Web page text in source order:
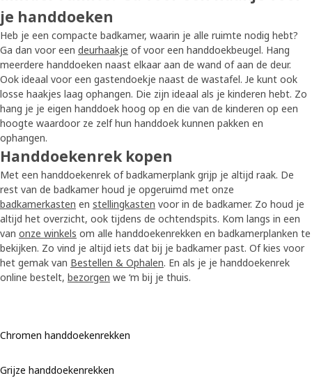
je handdoeken
Heb je een compacte badkamer, waarin je alle ruimte nodig hebt?
Ga dan voor een deurhaakje of voor een handdoekbeugel. Hang
meerdere handdoeken naast elkaar aan de wand of aan de deur.
Ook ideaal voor een gastendoekje naast de wastafel. Je kunt ook
losse haakjes laag ophangen. Die zijn ideaal als je kinderen hebt. Zo
hang je je eigen handdoek hoog op en die van de kinderen op een
hoogte waardoor ze zelf hun handdoek kunnen pakken en
ophangen.
Handdoekenrek kopen
Met een handdoekenrek of badkamerplank grijp je altijd raak. De
rest van de badkamer houd je opgeruimd met onze
badkamerkasten en stellingkasten voor in de badkamer. Zo houd je
altijd het overzicht, ook tijdens de ochtendspits. Kom langs in een
van onze winkels om alle handdoekenrekken en badkamerplanken te
bekijken. Zo vind je altijd iets dat bij je badkamer past. Of kies voor
het gemak van Bestellen & Ophalen. En als je je handdoekenrek
online bestelt, bezorgen we ‘m bij je thuis.
Chromen handdoekenrekken
Grijze handdoekenrekken